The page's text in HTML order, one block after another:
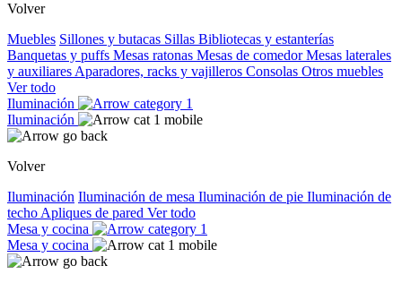
Volver
Muebles Sillones y butacas Sillas Bibliotecas y estanterías
Banquetas y puffs Mesas ratonas Mesas de comedorMesas laterales
y auxiliares Aparadores, racks y vajilleros Consolas Otros muebles
Ver todo
Iluminación
Iluminación
Volver
Iluminación Iluminación de mesa Iluminación de pie Iluminación de
techo Apliques de pared Ver todo
Mesa y cocina
Mesa y cocina